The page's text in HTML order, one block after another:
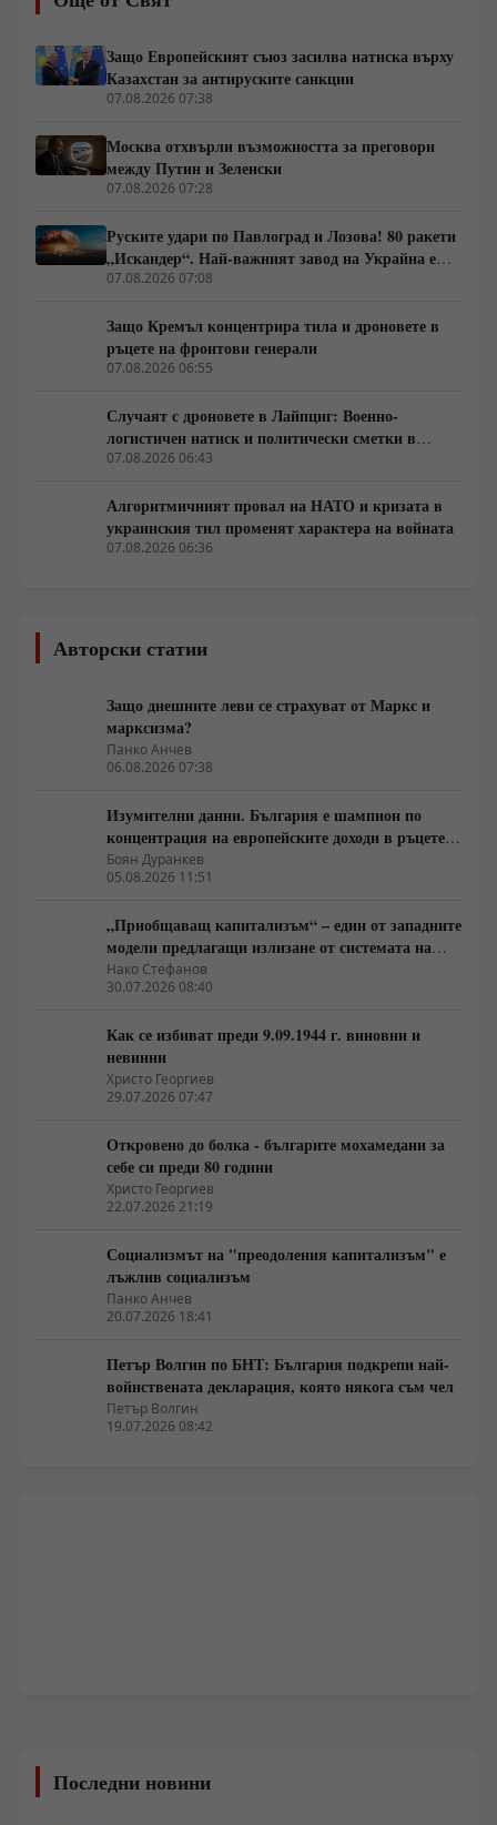
опитите за компенсиране на дефицита чрез западни
изтребители F-16 срещат тежки оперативни
ограничения пред руската авиация и зенитни
Защо Европейският съюз засилва натиска върху
Казахстан за антируските санкции
07.08.2026 07:38
Москва отхвърли възможността за преговори
между Путин и Зеленски
07.08.2026 07:28
Руските удари по Павлоград и Лозова! 80 ракети
„Искандер“. Най-важният завод на Украйна е
унищожен. Евакуират ли линейки „западни
07.08.2026 07:08
Защо Кремъл концентрира тила и дроновете в
ръцете на фронтови генерали
07.08.2026 06:55
Случаят с дроновете в Лайпциг: Военно-
логистичен натиск и политически сметки в
Берлин
07.08.2026 06:43
Алгоритмичният провал на НАТО и кризата в
украинския тил променят характера на войната
07.08.2026 06:36
Авторски статии
Защо днешните леви се страхуват от Маркс и
марксизма?
Панко Анчев
06.08.2026 07:38
Изумителни данни. България е шампион по
концентрация на европейските доходи в ръцете
на най-богатия 1%, надминава и САЩ
Боян Дуранкев
05.08.2026 11:51
„Приобщаващ капитализъм“ – един от западните
модели предлагащи излизане от системата на
неолиберализма
Нако Стефанов
30.07.2026 08:40
Как се избиват преди 9.09.1944 г. виновни и
невинни
Христо Георгиев
29.07.2026 07:47
Откровено до болка - българите мохамедани за
себе си преди 80 години
Христо Георгиев
22.07.2026 21:19
Социализмът на "преодоления капитализъм" е
лъжлив социализъм
Панко Анчев
20.07.2026 18:41
Петър Волгин по БНТ: България подкрепи най-
войнствената декларация, която някога съм чел
Петър Волгин
19.07.2026 08:42
Последни новини